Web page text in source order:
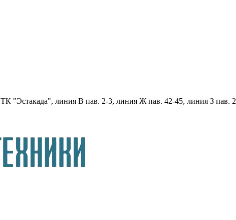
"Эстакада", линия В пав. 2-3, линия Ж пав. 42-45, линия З пав. 2